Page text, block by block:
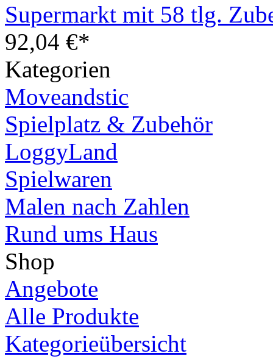
Supermarkt mit 58 tlg.
92,04 €*
Kategorien
Moveandstic
Spielplatz & Zubehör
LoggyLand
Spielwaren
Malen nach Zahlen
Rund ums Haus
Shop
Angebote
Alle Produkte
Kategorieübersicht